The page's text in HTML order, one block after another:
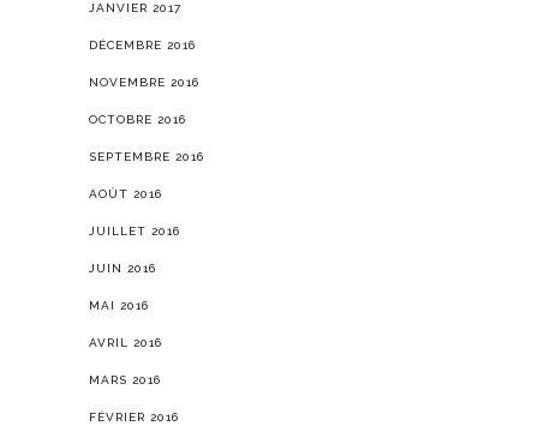
JANVIER 2017
DÉCEMBRE 2016
NOVEMBRE 2016
OCTOBRE 2016
SEPTEMBRE 2016
AOÛT 2016
JUILLET 2016
JUIN 2016
MAI 2016
AVRIL 2016
MARS 2016
FÉVRIER 2016